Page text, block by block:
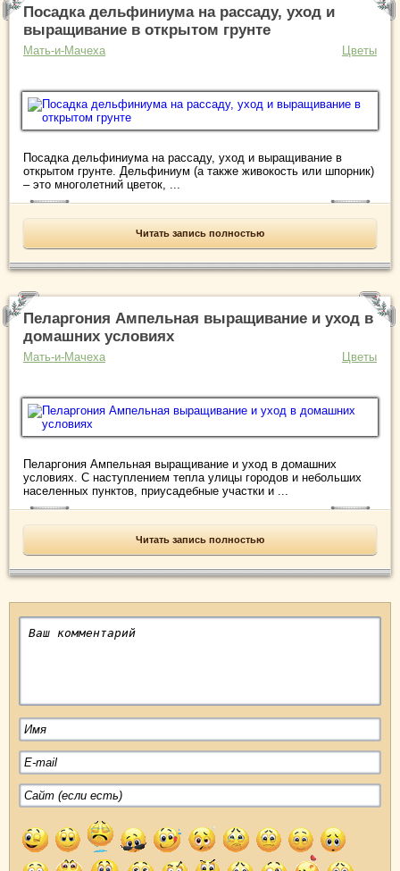
Посадка дельфиниума на рассаду, уход и
выращивание в открытом грунте
Мать-и-Мачеха Цветы
Посадка дельфиниума на рассаду, уход и выращивание в
открытом грунте. Дельфиниум (а также живокость или шпорник)
– это многолетний цветок, ...
Читать запись полностью
Пеларгония Ампельная выращивание и уход в
домашних условиях
Мать-и-Мачеха Цветы
Пеларгония Ампельная выращивание и уход в домашних
условиях. С наступлением тепла улицы городов и небольших
населенных пунктов, приусадебные участки и ...
Читать запись полностью